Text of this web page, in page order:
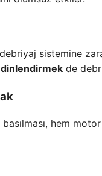
sistemine
dinlendirmek de
hem